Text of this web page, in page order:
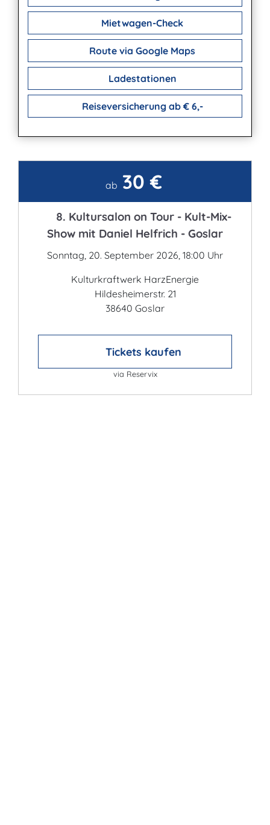
Mietwagen-Check
Route via Google Maps
Ladestationen
Reiseversicherung ab € 6,-
ab 30 €
8. Kultursalon on Tour - Kult-Mix-
Show mit Daniel Helfrich - Goslar
Sonntag, 20. September 2026, 18:00 Uhr
Kulturkraftwerk HarzEnergie
Hildesheimerstr. 21
38640 Goslar
Tickets kaufen
via Reservix